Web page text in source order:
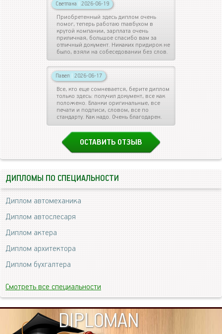
Светлана | 2026-06-19
Приобретенный здесь диплом очень
помог, теперь работаю главбухом в
крутой компании, зарплата очень
приличная, большое спасибо вам за
отличный документ. Никаких придирок не
было, взяли на собеседовании без слов.
Павел | 2026-06-17
Все, кто еще сомневается, берите диплом
только здесь: получил документ, все как
положено. Бланки оригинальные, все
печати и подписи, словом, все по
стандарту. Как надо. Очень благодарен.
ОСТАВИТЬ ОТЗЫВ
ДИПЛОМЫ ПО СПЕЦИАЛЬНОСТИ
Диплом автомеханика
Диплом автослесаря
Диплом актера
Диплом архитектора
Диплом бухгалтера
Смотреть все специальности
DIPLOMAN